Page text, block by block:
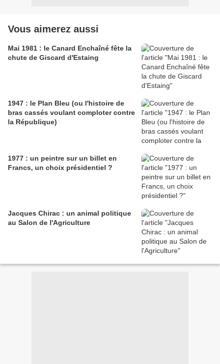
Vous aimerez aussi
Mai 1981 : le Canard Enchaîné fête la
chute de Giscard d'Estaing
1947 : le Plan Bleu (ou l'histoire de
bras cassés voulant comploter contre
la République)
1977 : un peintre sur un billet en
Francs, un choix présidentiel ?
Jacques Chirac : un animal politique
au Salon de l'Agriculture